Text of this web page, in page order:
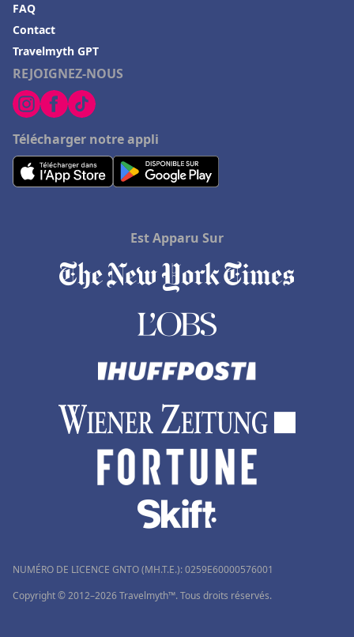
REJOIGNEZ-NOUS
Télécharger notre appli
FAQ
Contact
Travelmyth GPT
Est Apparu Sur
NUMÉRO DE LICENCE GNTO (MH.T.E.): 0259Ε60000576001
Copyright © 2012–2026 Travelmyth™. Tous droits réservés.